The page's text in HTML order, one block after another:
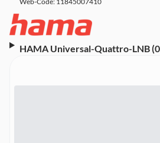
HAMA Universal-Quattro-LNB